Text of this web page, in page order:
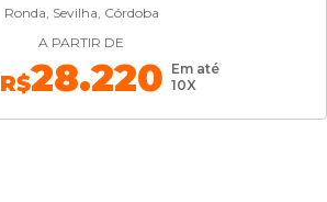
Ronda, Sevilha, Córdoba
A PARTIR DE
R$28.220 Em até
10X